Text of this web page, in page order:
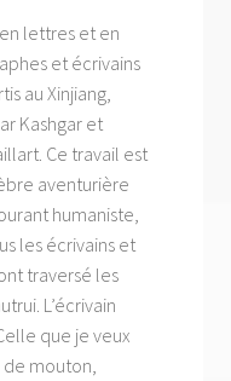
lettres et en
et écrivains
au Xinjiang,
Kashgar et
Ce travail est
aventurière
humaniste,
les écrivains et
traversé les
L’écrivain
que je veux
mouton,